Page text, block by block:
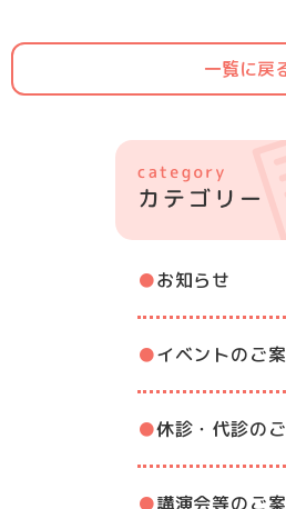
一覧に戻
お知らせ
イベントのご
休診・代診の
講演会等のご